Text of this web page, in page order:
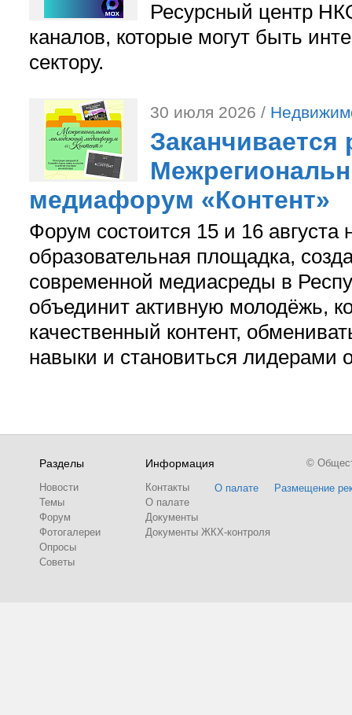
Ресурсный центр
каналов, которые могут быть
сектору.
30 июля 2026 /
Заканчивается
медиафорум «Контент»
Форум состоится 15 и 16
образовательная площадка,
современной медиасреды в
объединит активную молодёжь,
качественный контент,
навыки и становиться лидерами
Разделы
Новости
Темы
Форум
Фотогалереи
Опросы
Советы
Информация
Контакты
О палате
Документы
Документы ЖКХ-контроля
О палате Размещение
©